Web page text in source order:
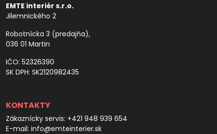
EMTE interiér s.r.o.
Jilemnického 2
Robotnícka 3 (predajňa),
036 01 Martin
IČO: 52326390
SK DPH: SK2120982435
KONTAKTY
Zákaznícky servis: +421 948 939 654
E-mail: info@emteinterier.sk